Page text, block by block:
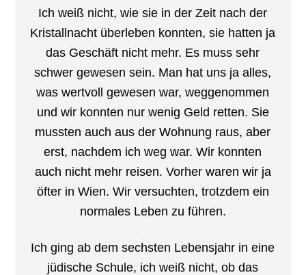
Ich weiß nicht, wie sie in der Zeit nach der
Kristallnacht überleben konnten, sie hatten ja
das Geschäft nicht mehr. Es muss sehr
schwer gewesen sein. Man hat uns ja alles,
was wertvoll gewesen war, weggenommen
und wir konnten nur wenig Geld retten. Sie
mussten auch aus der Wohnung raus, aber
erst, nachdem ich weg war. Wir konnten
auch nicht mehr reisen. Vorher waren wir ja
öfter in Wien. Wir versuchten, trotzdem ein
normales Leben zu führen.
Ich ging ab dem sechsten Lebensjahr in eine
jüdische Schule, ich weiß nicht, ob das